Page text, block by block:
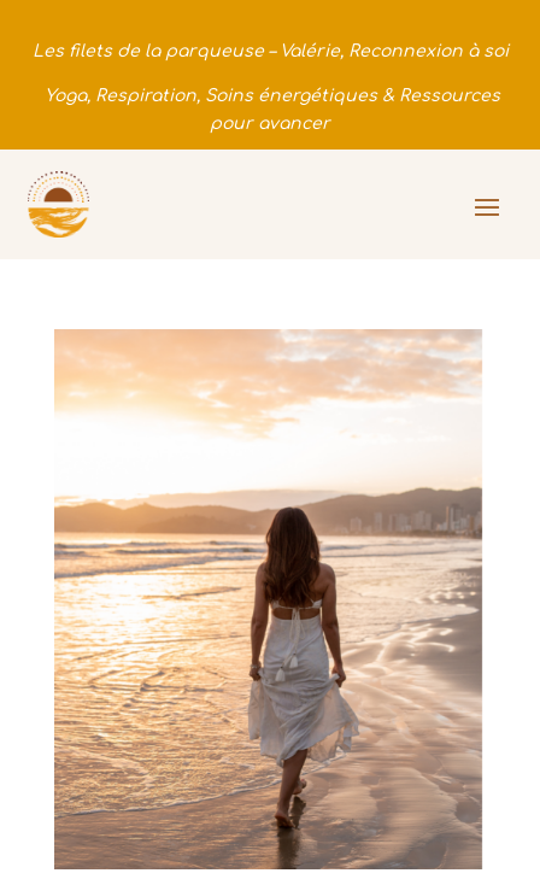
Les filets de la parqueuse – Valérie, Reconnexion à soi
Yoga, Respiration, Soins énergétiques & Ressources
pour avancer